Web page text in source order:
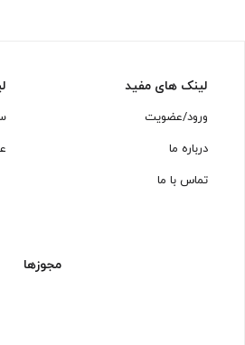
لینک های مفید
ورود/عضویت
درباره ما
تماس با ما
مجوزها